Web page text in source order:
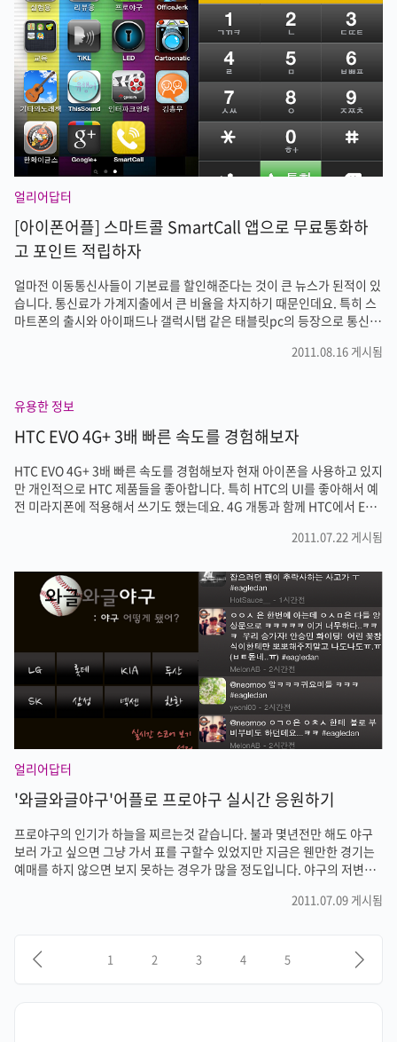
어플과 사진보정 어플이 있습니다. 오늘은 사진을 오래된 사진처럼 만들
어준느 보정 어플을 소개해드리겠습니다. 디카가 출현하면서 왠지 모르게
색감이 기계적인 느낌을 지울수가 없습니다. 필름카메라만의 색감을 좋아
하는 분들도 많습니다. 오래된 추억의 앨범을 꺼냈을때 빛바랜 사진도 또
다른 낭만이 있습니다...
얼리어답터
[아이폰어플] 스마트콜 SmartCall 앱으로 무료통화하
고 포인트 적립하자
얼마전 이동통신사들이 기본료를 할인해준다는 것이 큰 뉴스가 된적이 있
습니다. 통신료가 가계지출에서 큰 비율을 차지하기 때문인데요. 특히 스
마트폰의 출시와 아이패드나 갤럭시탭 같은 태블릿pc의 등장으로 통신비
그리고 집에서는 인터넷과 IPTV까지 통신비가 차지하는 비중이 커서 걱
고, 평생번호 기능을 통해 사용량에 따라 받는 포인트를 적립해 기프티쇼
혜택을 받을수 있습니다. 또한 아이폰 기본 전화기능엔 없는 연락처 그룹
관리와 그룹문자를 보낼수 있는 기능까지 있기 때문에 국제통화가 많은
분들이나 아이..
2011.08.16 게시됨
유용한 정보
HTC EVO 4G+ 3배 빠른 속도를 경험해보자
HTC EVO 4G+ 3배 빠른 속도를 경험해보자 현재 아이폰을 사용하고 있지
만 개인적으로 HTC 제품들을 좋아합니다. 특히 HTC의 UI를 좋아해서 예
전 미라지폰에 적용해서 쓰기도 했는데요. 4G 개통과 함께 HTC에서 EVO
을 즐길수 있다고 하는데 기대가 됩니다. 물론 아직은 초기라서 여러가지
이 듭니다. 세티즌에서 HTC EVO 4G 소문내기 이벤트를 하고 있으니 관
심있는 분들은 참여해보시기 바랍니다. 세티즌 바로가기
2011.07.22 게시됨
얼리어답터
'와글와글야구'어플로 프로야구 실시간 응원하기
프로야구의 인기가 하늘을 찌르는것 같습니다. 불과 몇년전만 해도 야구
보러 가고 싶으면 그냥 가서 표를 구할수 있었지만 지금은 웬만한 경기는
예매를 하지 않으면 보지 못하는 경우가 많을 정도입니다. 야구의 저변도
고, 가족들도 눈에 띄게 늘어난것 같습니다. 그만큼 프로야구가 전 국민적
야 합니다. 특히 주중 경기는 퇴근하고 가기에는 힘든것이 사실입니다. 그
2011.07.09 게시됨
1 2 3 4 5